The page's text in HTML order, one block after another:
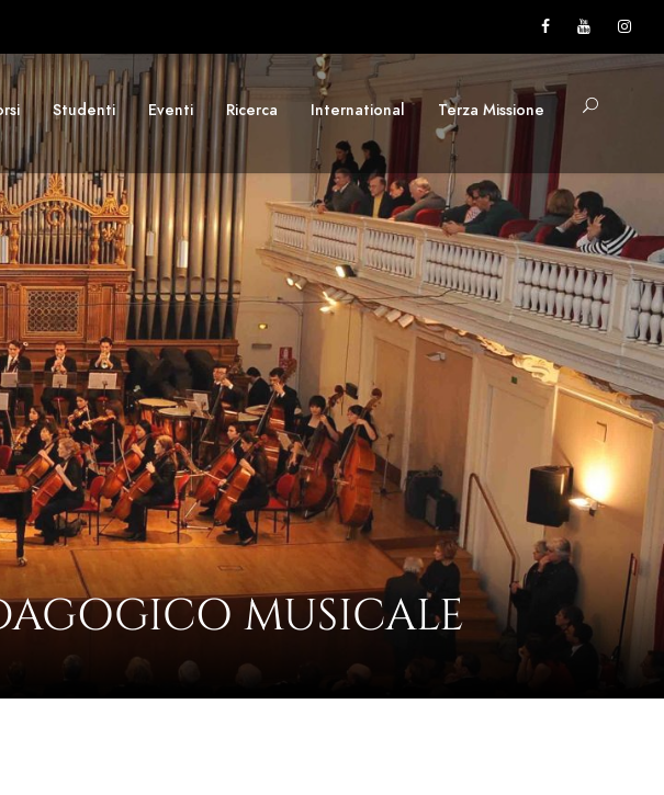
Studenti Eventi Ricerca International Terza Missione
MUSICALE